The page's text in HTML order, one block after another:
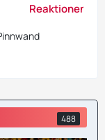
Reaktionen
488